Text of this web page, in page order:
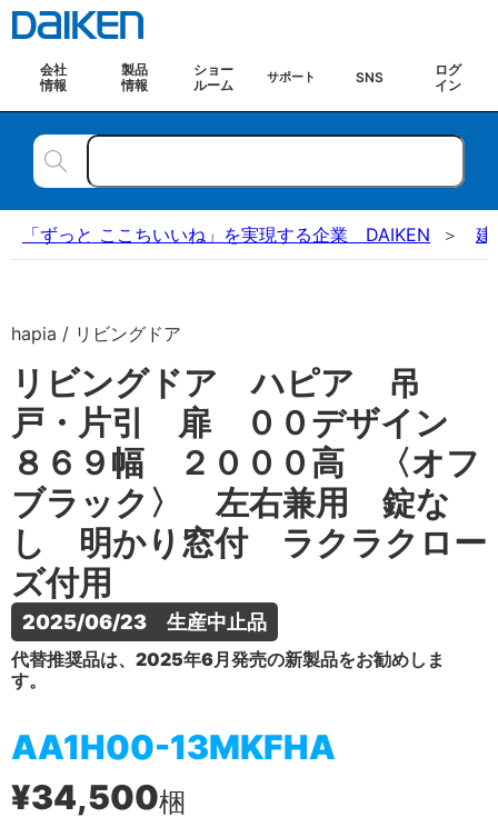
会社
情報
製品
情報
ショー
ルーム
サポート SNS
ログ
イン
「ずっと ここちいいね」を実現する企業 DAIKEN 建
hapia / リビングドア
リビングドア ハピア 吊
戸・片引 扉 ００デザイン
８６９幅 ２０００高 〈オフ
ブラック〉 左右兼用 錠な
し 明かり窓付 ラクラクロー
ズ付用
2025/06/23　生産中止品
代替推奨品は、2025年6月発売の新製品をお勧めしま
す。
AA1H00-13MKFHA
¥34,500梱